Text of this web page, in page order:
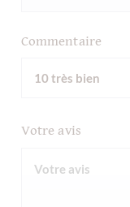
Commentaire
Votre avis